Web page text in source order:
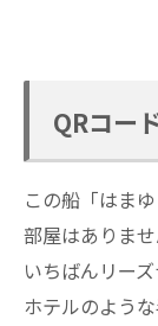
QRコー
この船「はま
部屋はありませ
いちばんリー
ホテルのような